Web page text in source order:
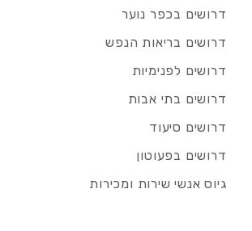
דרושים בכפר נוער
דרושים בריאות הנפש
דרושים לפנימיות
דרושים בתי אבות
דרושים סיעוד
דרושים בפעוטון
גיוס אנשי שירות ומכירות